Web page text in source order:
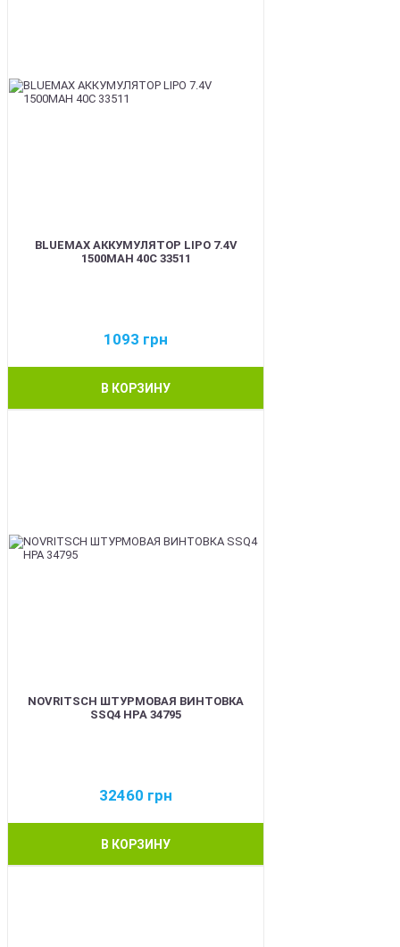
BLUEMAX АККУМУЛЯТОР LIPO 7.4V
1500MAH 40C 33511
1093 грн
В КОРЗИНУ
NOVRITSCH ШТУРМОВАЯ ВИНТОВКА
SSQ4 HPA 34795
32460 грн
В КОРЗИНУ